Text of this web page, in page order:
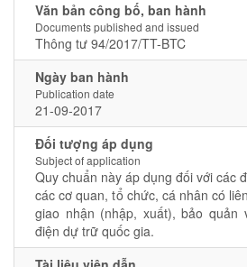
Văn bản công bố, ban hành
Documents published and issued
Thông tư 94/2017/TT-BTC
Ngày ban hành
Publication date
21-09-2017
Đối tượng áp dụng
Subject of application
Quy chuẩn này áp dụng đối với các
các cơ quan, tổ chức, cá nhân có
giao nhận (nhập, xuất), bảo quản
điện dự trữ quốc gia.